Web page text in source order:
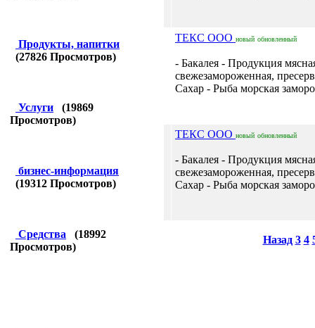
Продукты, напитки
(27826 Просмотров)
Услуги (19869
Просмотров)
бизнес-информация
(19312 Просмотров)
Средства (18992
Просмотров)
ТЕКС ООО новый обновленный
- Бакалея - Продукция
свежезамороженная,
Сахар - Рыба морская
ТЕКС ООО новый обновленный
- Бакалея - Продукция
свежезамороженная,
Сахар - Рыба морская
Назад 3 4